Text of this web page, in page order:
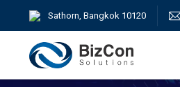
content
Sathorn, Bangkok 10120